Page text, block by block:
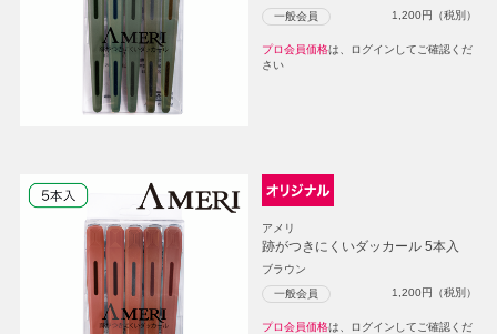
一般会員 1,200円（税別）
プロ会員価格は、ログインしてご確認くだ
さい
アメリ
跡がつきにくいダッカール 5本入
ブラウン
一般会員 1,200円（税別）
プロ会員価格は、ログインしてご確認くだ